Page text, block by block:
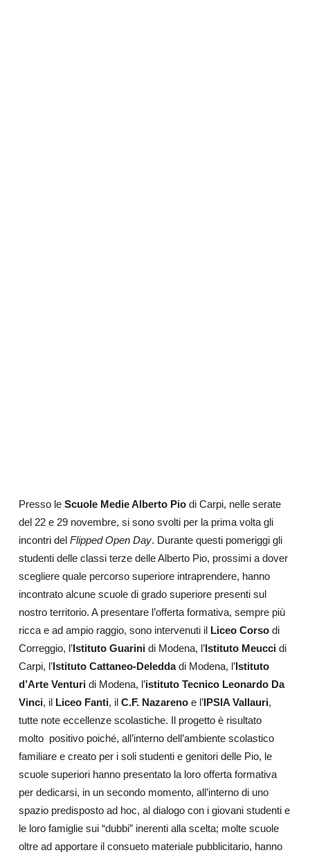
Presso le Scuole Medie Alberto Pio di Carpi, nelle serate
del 22 e 29 novembre, si sono svolti per la prima volta gli
incontri del Flipped Open Day. Durante questi pomeriggi gli
studenti delle classi terze delle Alberto Pio, prossimi a dover
scegliere quale percorso superiore intraprendere, hanno
incontrato alcune scuole di grado superiore presenti sul
nostro territorio. A presentare l’offerta formativa, sempre più
ricca e ad ampio raggio, sono intervenuti il Liceo Corsodi
Correggio, l’Istituto Guarinidi Modena, l’Istituto Meucci di
Carpi, l’Istituto Cattaneo-Deleddadi Modena, l’Istituto
d’Arte Venturidi Modena, l’istituto Tecnico Leonardo Da
Vinci, il Liceo Fanti, ilC.F. Nazarenoe l’IPSIA Vallauri,
tutte note eccellenze scolastiche. Il progetto è risultato
molto positivo poiché, all’interno dell’ambiente scolastico
familiare e creato per i soli studenti e genitori delle Pio, le
scuole superiori hanno presentato la loro offerta formativa
per dedicarsi, in un secondo momento, all’interno di uno
spazio predisposto ad hoc, al dialogo con i giovani studenti e
le loro famiglie sui “dubbi” inerenti alla scelta; molte scuole
oltre ad apportare il consueto materiale pubblicitario, hanno